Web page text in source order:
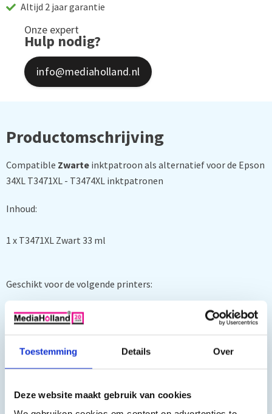
Toestemming Details Over
Deze website maakt gebruik van cookies
Altijd 2 jaar garantie
Onze expert
Hulp nodig?
info@mediaholland.nl
Productomschrijving
Compatible Zwarte inktpatroon als alternatief voor de Epson
34XL T3471XL - T3474XL inktpatronen
Inhoud:
1 x T3471XL Zwart 33 ml
Geschikt voor de volgende printers:
Epson WorkForce Pro WF-3700 Series, Epson WorkForce Pro
WF-3720 DW, Epson WorkForce Pro WF-3720 DWF, Epson